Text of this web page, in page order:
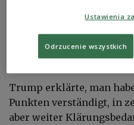
Trump erklärte, man
Punkten verständigt, in
aber weiter
Ustawienia
Odrzucenie wszystkich